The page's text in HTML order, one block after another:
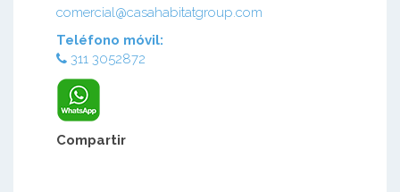
comercial@casahabitatgroup.com
Teléfono móvil:
311 3052872
Compartir